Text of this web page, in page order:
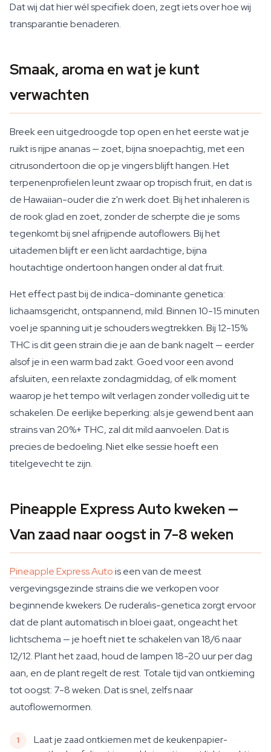
Dat wij dat hier wél specifiek doen, zegt iets over hoe wij
transparantie benaderen.
Smaak, aroma en wat je kunt
verwachten
Breek een uitgedroogde top open en het eerste wat je
ruikt is rijpe ananas — zoet, bijna snoepachtig, met een
citrusondertoon die op je vingers blijft hangen. Het
terpenenprofielen leunt zwaar op tropisch fruit, en dat is
de Hawaiian-ouder die z'n werk doet. Bij het inhaleren is
de rook glad en zoet, zonder de scherpte die je soms
tegenkomt bij snel afrijpende autoflowers. Bij het
uitademen blijft er een licht aardachtige, bijna
houtachtige ondertoon hangen onder al dat fruit.
Het effect past bij de indica-dominante genetica:
lichaamsgericht, ontspannend, mild. Binnen 10-15 minuten
voel je spanning uit je schouders wegtrekken. Bij 12-15%
THC is dit geen strain die je aan de bank nagelt — eerder
alsof je in een warm bad zakt. Goed voor een avond
afsluiten, een relaxte zondagmiddag, of elk moment
waarop je het tempo wilt verlagen zonder volledig uit te
schakelen. De eerlijke beperking: als je gewend bent aan
strains van 20%+ THC, zal dit mild aanvoelen. Dat is
precies de bedoeling. Niet elke sessie hoeft een
titelgevecht te zijn.
Pineapple Express Auto kweken —
Van zaad naar oogst in 7-8 weken
Pineapple Express Autois een van de meest
vergevingsgezinde strains die we verkopen voor
beginnende kwekers. De ruderalis-genetica zorgt ervoor
dat de plant automatisch in bloei gaat, ongeacht het
lichtschema — je hoeft niet te schakelen van 18/6 naar
12/12. Plant het zaad, houd de lampen 18-20 uur per dag
aan, en de plant regelt de rest. Totale tijd van ontkieming
tot oogst: 7-8 weken. Dat is snel, zelfs naar
autoflowernormen.
Laat je zaad ontkiemen met de keukenpapier-